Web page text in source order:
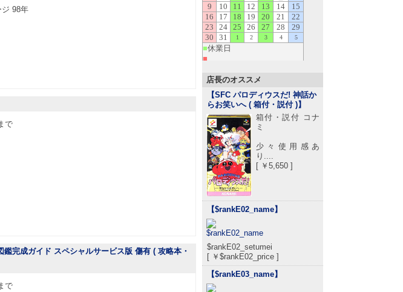
98年
で
完成ガイド スペシャルサービス版 傷有 ( 攻略本・
で
店長のオススメ
【SFC パロディウスだ! 神話か
らお笑いへ ( 箱付・説付 )】
箱付・説付 コナ
ミ
少々使用感あ
り....
[ ￥5,650 ]
【$rankE02_name】
$rankE02_setumei
[ ￥$rankE02_price ]
【$rankE03_name】